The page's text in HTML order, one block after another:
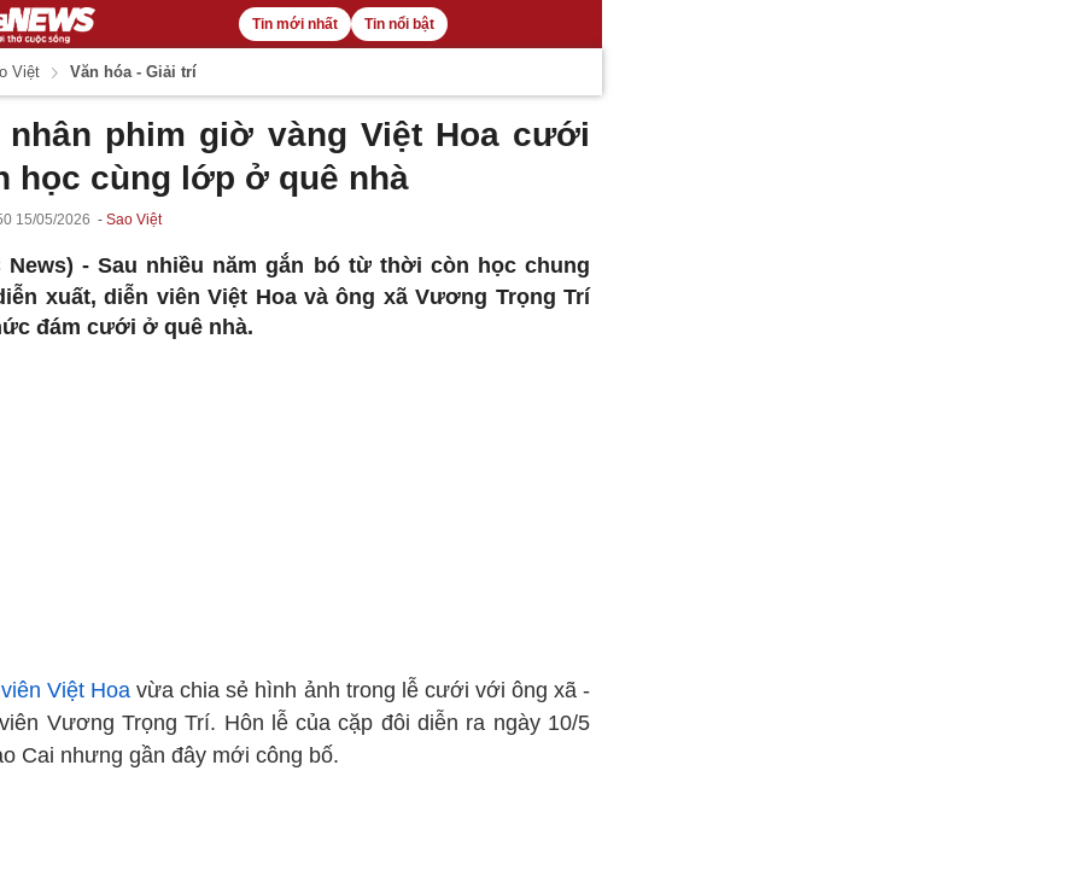
Tin mới nhất Tin nổi bật
Việt Văn hóa - Giải trí
nhân phim giờ vàng Việt Hoa cưới
học cùng lớp ở quê nhà
15/05/2026 Sao Việt
News) -Sau nhiều năm gắn bó từ thời còn học chung
xuất, diễn viên Việt Hoa và ông xã Vương Trọng Trí
đám cưới ở quê nhà.
Việt Hoa vừa chia sẻ hình ảnh trong lễ cưới với ông xã -
Vương Trọng Trí. Hôn lễ của cặp đôi diễn ra ngày 10/5
Cai nhưng gần đây mới công bố.